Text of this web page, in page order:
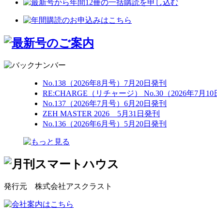
No.138（2026年8月号）7月20日発刊
RE:CHARGE（リチャージ） No.30（2026年7月10
No.137（2026年7月号）6月20日発刊
ZEH MASTER 2026 5月31日発刊
No.136（2026年6月号）5月20日発刊
発行元 株式会社アスクラスト